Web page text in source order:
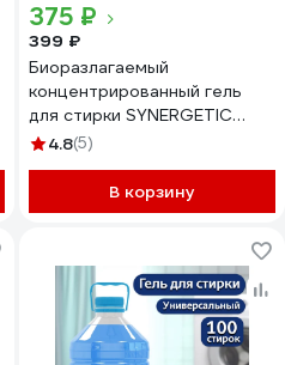
375 ₽
399 ₽
Биоразлагаемый
концентрированный гель
для стирки SYNERGETIC
ACTIVE FRESH, 1,5 л 25
4.8(5)
В корзину